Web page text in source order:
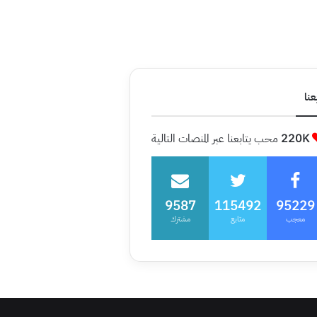
220K محب يتابعنا عبر المنصات التالية
95229
معجب
115492
متابع
9587
مشترك